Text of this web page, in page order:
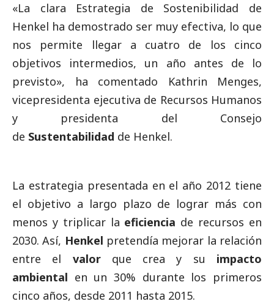
«La clara Estrategia de Sostenibilidad de
Henkel ha demostrado ser muy efectiva, lo que
nos permite llegar a cuatro de los cinco
objetivos intermedios, un año antes de lo
previsto», ha comentado Kathrin Menges,
vicepresidenta ejecutiva de Recursos Humanos
y presidenta del Consejo
de Sustentabilidad de Henkel.
La estrategia presentada en el año 2012 tiene
el objetivo a largo plazo de lograr más con
menos y triplicar la eficiencia de recursos en
2030. Así, Henkel pretendía mejorar la relación
entre el valorque crea y su impacto
ambiental en un 30% durante los primeros
cinco años, desde 2011 hasta 2015.